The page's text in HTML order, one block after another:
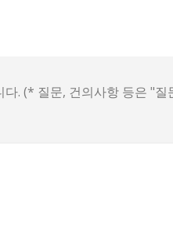
. (* 질문, 건의사항 등은 "